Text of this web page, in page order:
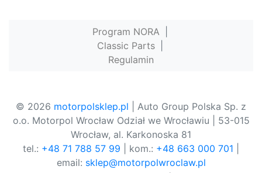
Program NORA
Classic Parts
Regulamin
© 2026 motorpolsklep.pl | Auto Group Polska Sp. z
o.o. Motorpol Wrocław Odział we Wrocławiu | 53-015
Wrocław, al. Karkonoska 81
tel.: +48 71 788 57 99 | kom.: +48 663 000 701
email: sklep@motorpolwroclaw.pl